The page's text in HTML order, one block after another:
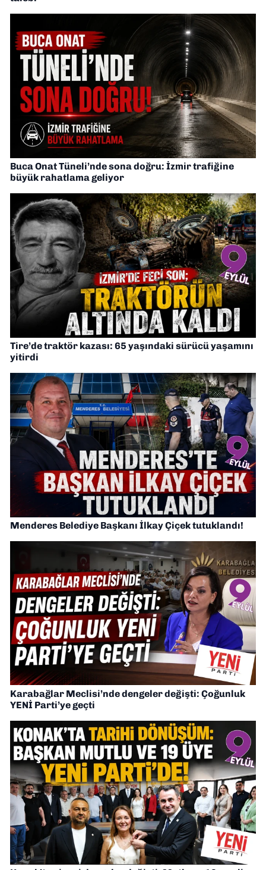
Buca Onat Tüneli’nde sona doğru: İzmir trafiğine
büyük rahatlama geliyor
Tire’de traktör kazası: 65 yaşındaki sürücü yaşamını
yitirdi
Menderes Belediye Başkanı İlkay Çiçek tutuklandı!
Karabağlar Meclisi’nde dengeler değişti: Çoğunluk
YENİ Parti’ye geçti